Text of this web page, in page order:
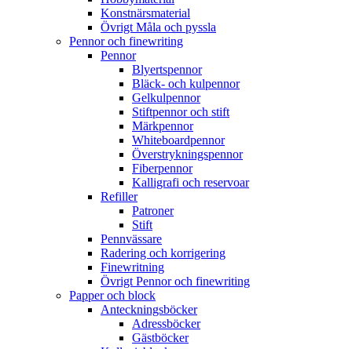
Konstnärsmaterial
Övrigt Måla och pyssla
Pennor och finewriting
Pennor
Blyertspennor
Bläck- och kulpennor
Gelkulpennor
Stiftpennor och stift
Märkpennor
Whiteboardpennor
Överstrykningspennor
Fiberpennor
Kalligrafi och reservoar
Refiller
Patroner
Stift
Pennvässare
Radering och korrigering
Finewritning
Övrigt Pennor och finewriting
Papper och block
Anteckningsböcker
Adressböcker
Gästböcker